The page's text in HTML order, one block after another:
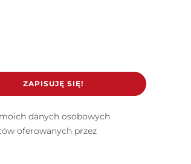
danych osobowych
oferowanych przez
ZAPISUJĘ SIĘ!